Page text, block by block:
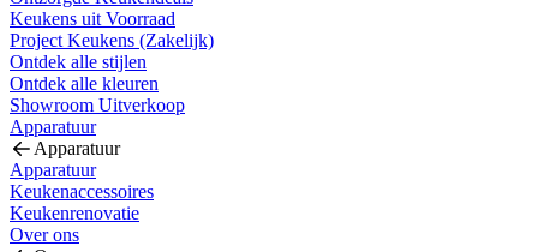
Keukens uit Voorraad
Project Keukens (Zakelijk)
Ontdek alle stijlen
Ontdek alle kleuren
Showroom Uitverkoop
Apparatuur
Apparatuur
Apparatuur
Keukenaccessoires
Keukenrenovatie
Over ons